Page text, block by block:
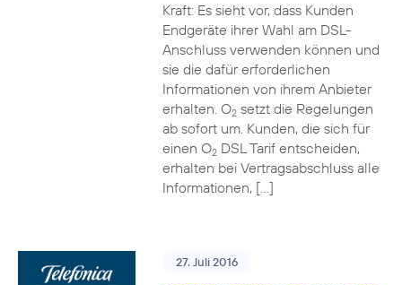
Kraft: Es sieht vor, dass Kunden
Endgeräte ihrer Wahl am DSL-
Anschluss verwenden können und
sie die dafür erforderlichen
Informationen von ihrem Anbieter
erhalten. O2setzt die Regelungen
ab sofort um. Kunden, die sich für
einen O2DSL Tarif entscheiden,
erhalten bei Vertragsabschluss alle
Informationen, […]
27. Juli 2016